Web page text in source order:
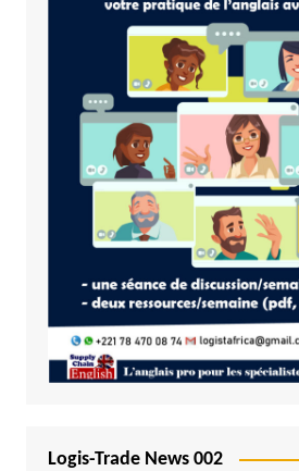
Logis-Trade News 002